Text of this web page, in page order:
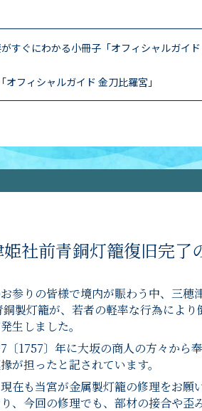
すぐにわかる小冊子「オフィシャルガイ
オフィシャルガイド 金刀比羅宮」
社前青銅灯籠復旧完了
参りの皆様で境内が賑わう中、三穂
製灯籠が、若者の軽率な行為によ
生しました。
〔1757〕年に大坂の商人の方々から
が担ったと記されています。
在も当宮が金属製灯籠の修理をお願
、今回の修理でも、部材の接合や歪